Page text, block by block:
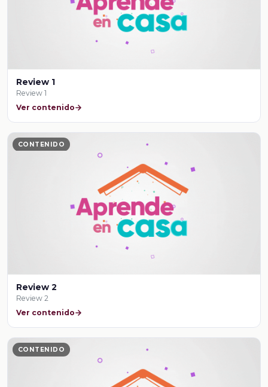
Review 1
Review 1
Ver contenido
CONTENIDO
Review 2
Review 2
Ver contenido
CONTENIDO